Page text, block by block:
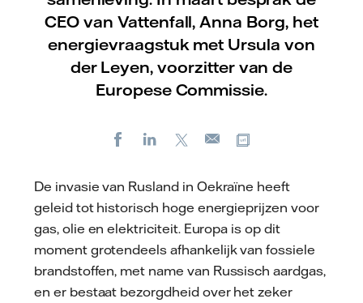
CEO van Vattenfall, Anna Borg, het
energievraagstuk met Ursula von
der Leyen, voorzitter van de
Europese Commissie.
FacebookLinkedIn
E-
De invasie van Rusland in Oekraïne heeft
geleid tot historisch hoge energieprijzen voor
gas, olie en elektriciteit. Europa is op dit
moment grotendeels afhankelijk van fossiele
brandstoffen, met name van Russisch aardgas,
en er bestaat bezorgdheid over het zeker